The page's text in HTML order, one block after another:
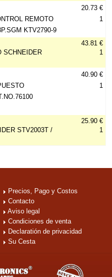
REMOTO
KTV2790-9
20.73 €
1
SCHNEIDER
43.81 €
1
40.90 €
1
STV2003T /
25.90 €
1
Precios, Pago y Costos
Contacto
Aviso legal
Condiciones de venta
Declaratión de privacidad
Su Cesta